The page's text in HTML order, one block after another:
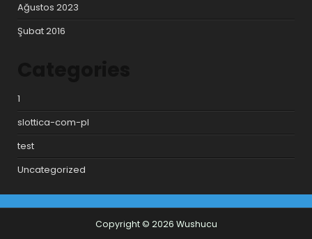
Ağustos 2023
Şubat 2016
1
slottica-com-pl
test
Uncategorized
Copyright © 2026 Wushucu